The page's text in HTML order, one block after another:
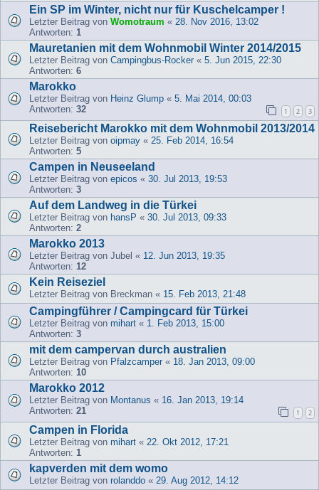
Ein SP im Winter, nicht nur für Kuschelcamper !
Letzter Beitrag von Womotraum « 28. Nov 2016, 13:02
Antworten: 1
Mauretanien mit dem Wohnmobil Winter 2014/2015
Letzter Beitrag von Campingbus-Rocker « 5. Jun 2015, 22:30
Antworten: 6
Marokko
Letzter Beitrag von Heinz Glump « 5. Mai 2014, 00:03
Antworten: 32 1 2 3
Reisebericht Marokko mit dem Wohnmobil 2013/2014
Letzter Beitrag von oipmay « 25. Feb 2014, 16:54
Antworten: 5
Campen in Neuseeland
Letzter Beitrag von epicos « 30. Jul 2013, 19:53
Antworten: 3
Auf dem Landweg in die Türkei
Letzter Beitrag von hansP « 30. Jul 2013, 09:33
Antworten: 2
Marokko 2013
Letzter Beitrag von Jubel « 12. Jun 2013, 19:35
Antworten: 12
Kein Reiseziel
Letzter Beitrag von Breckman « 15. Feb 2013, 21:48
Campingführer / Campingcard für Türkei
Letzter Beitrag von mihart « 1. Feb 2013, 15:00
Antworten: 3
mit dem campervan durch australien
Letzter Beitrag von Pfalzcamper « 18. Jan 2013, 09:00
Antworten: 10
Marokko 2012
Letzter Beitrag von Montanus « 16. Jan 2013, 19:14
Antworten: 21 1 2
Campen in Florida
Letzter Beitrag von mihart « 22. Okt 2012, 17:21
Antworten: 1
kapverden mit dem womo
Letzter Beitrag von rolanddo « 29. Aug 2012, 14:12